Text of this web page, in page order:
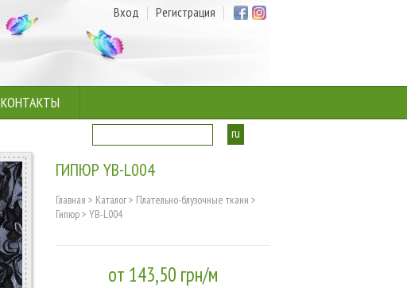
Вход Регистрация
КОНТАКТЫ
ru
ГИПЮР YB-L004
Главная > Каталог> Плательно-блузочные ткани >
Гипюр> YB-L004
от 143,50 грн/м